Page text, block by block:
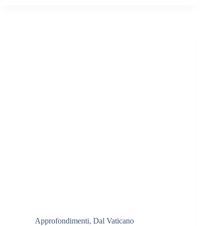
Approfondimenti, Dal Vaticano